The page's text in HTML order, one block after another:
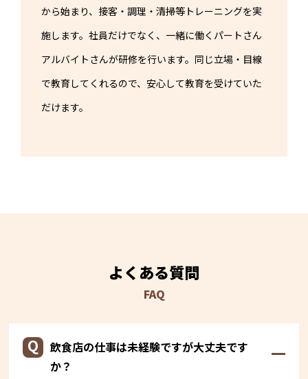
から始まり、接客・調理・清掃等トレーニングを実
施します。社員だけでなく、一緒に働くパートさん
アルバイトさんが研修を行います。同じ立場・目線
で教育してくれるので、安心して教育を受けていた
だけます。
よくある質問
FAQ
飲食店の仕事は未経験ですが大丈夫です
か？